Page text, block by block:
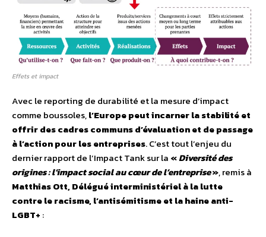
Effets et impact
Avec le reporting de durabilité et la mesure d’impact
comme boussoles,l’Europe peut incarner la stabilité et
offrir des cadres communs d’évaluation et de passage
à l’action pour les entreprises. C’est tout l’enjeu du
dernier rapport de l’Impact Tank sur la «Diversité des
origines : l’impact social au cœur de l’entreprise», remis à
Matthias Ott, Délégué interministériel à la lutte
contre le racisme, l’antisémitisme et la haine anti-
LGBT+ :